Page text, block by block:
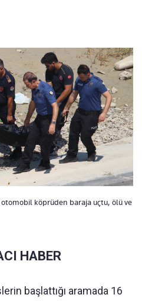
köprüden baraja uçtu, ölü ve
HABER
başlattığı aramada 16